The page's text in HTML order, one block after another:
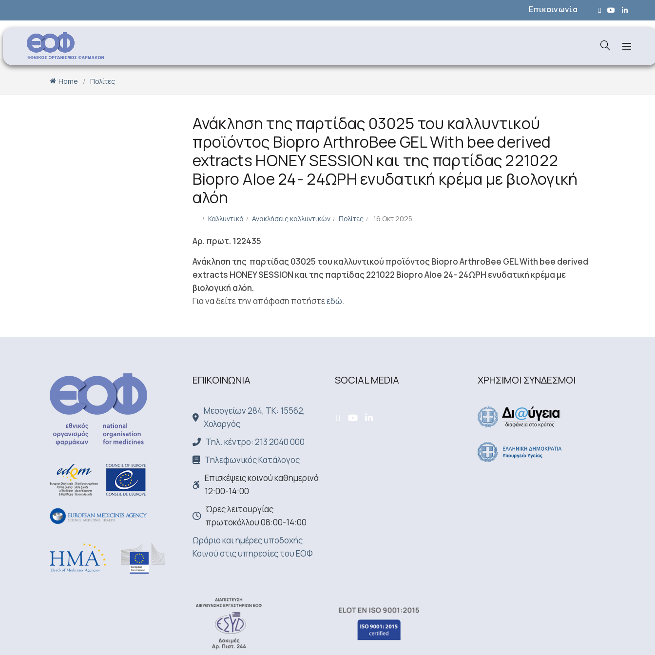
Επικοινωνία
Home Πολίτες
Ανάκληση της παρτίδας 03025 του καλλυντικού
προϊόντος Biopro ArthroBee GEL With bee derived
extracts HONEY SESSION και της παρτίδας 221022
Biopro Aloe 24- 24ΩΡΗ ενυδατική κρέμα με βιολογική
αλόη
Καλλυντικά Ανακλήσεις καλλυντικών Πολίτες 16 Οκτ 2025
Αρ. πρωτ. 122435
Ανάκληση της παρτίδας 03025 του καλλυντικού προϊόντος Biopro ArthroBee GEL With bee derived
extracts HONEY SESSION και της παρτίδας 221022 Biopro Aloe 24- 24ΩΡΗ ενυδατική κρέμα με
βιολογική αλόη.
Για να δείτε την απόφαση πατήστεεδώ.
ΕΠΙΚΟΙΝΩΝΙA
Μεσογείων 284, ΤΚ: 15562,
Χολαργός
Τηλ. κέντρο: 213 2040 000
Τηλεφωνικός Κατάλογος
Επισκέψεις κοινού καθημερινά
12:00-14:00
Ώρες λειτουργίας
πρωτοκόλλου 08:00-14:00
Ωράριο και ημέρες υποδοχής
Κοινού στις υπηρεσίες του ΕΟΦ
SOCIAL MEDIA ΧΡΗΣΙΜΟΙ ΣΥΝΔΕΣΜΟΙ